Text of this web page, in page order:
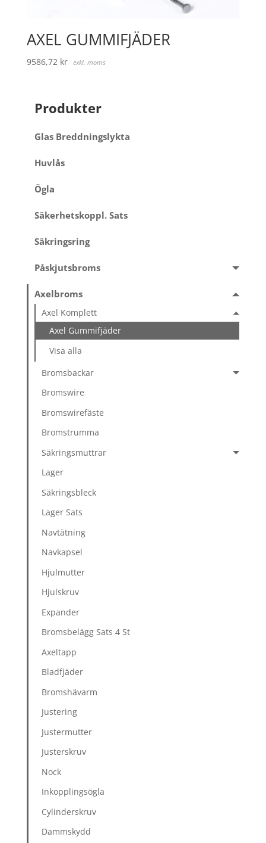
AXEL GUMMIFJÄDER
9586,72 kr exkl. moms
Produkter
Glas Breddningslykta
Huvlås
Ögla
Säkerhetskoppl. Sats
Säkringsring
Påskjutsbroms
Axelbroms
Axel Komplett
Axel Gummifjäder
Visa alla
Bromsbackar
Bromswire
Bromswirefäste
Bromstrumma
Säkringsmuttrar
Lager
Säkringsbleck
Lager Sats
Navtätning
Navkapsel
Hjulmutter
Hjulskruv
Expander
Bromsbelägg Sats 4 St
Axeltapp
Bladfjäder
Bromshävarm
Justering
Justermutter
Justerskruv
Nock
Inkopplingsögla
Cylinderskruv
Dammskydd